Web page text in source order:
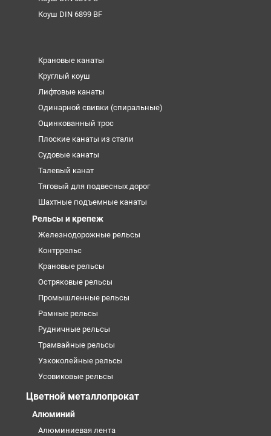
Коуш DIN 6899 BF
Крановые канаты
Круглый коуш
Лифтовые канаты
Одинарной свивки (спиральные)
Оцинкованный трос
Плоские канаты из стали
Судовые канаты
Талевый канат
Тяговый для подвесных дорог
Шахтные подъемные канаты
Рельсы и крепеж
Железнодорожные рельсы
Контррельс
Крановые рельсы
Остряковые рельсы
Промышленные рельсы
Рамные рельсы
Рудничные рельсы
Трамвайные рельсы
Узкоколейные рельсы
Усовиковые рельсы
Цветной металлопрокат
Алюминий
Алюминиевая лента